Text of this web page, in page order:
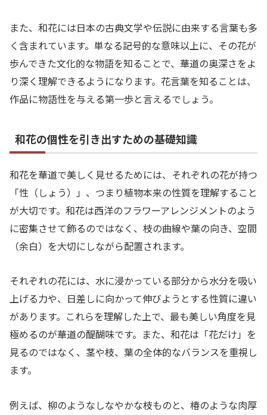
また、和花には日本の古典文学や伝説に由来する言葉も多
く含まれています。単なる記号的な意味以上に、その花が
歩んできた文化的な物語を知ることで、華道の奥深さをよ
り深く理解できるようになります。花言葉を知ることは、
作品に物語性を与える第一歩と言えるでしょう。
和花の個性を引き出すための基礎知識
和花を華道で美しく見せるためには、それぞれの花が持つ
「性（しょう）」、つまり植物本来の性質を理解すること
が大切です。和花は西洋のフラワーアレンジメントのよう
に密集させて飾るのではなく、枝の曲線や葉の向き、空間
（余白）を大切にしながら配置されます。
それぞれの花には、水に浸かっている部分から水分を吸い
上げる力や、日差しに向かって伸びようとする性質に違い
があります。これらを理解した上で、最も美しい角度を見
極めるのが華道の醍醐味です。また、和花は「花だけ」を
見るのではなく、茎や枝、葉の全体的なバランスを重視し
ます。
例えば、柳のようなしなやかな枝ものと、椿のような肉厚